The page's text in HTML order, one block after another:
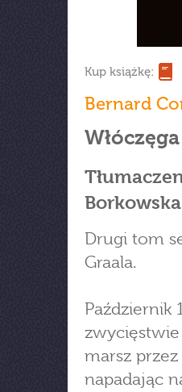
Kup książkę:
Bernard
Włóczęga
Borkowska
Drugi tom
Graala.
Październik
marsz
napadając